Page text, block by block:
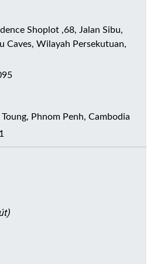
Shoplot ,68, Jalan Sibu,
Caves, Wilayah Persekutuan,
Phnom Penh, Cambodia